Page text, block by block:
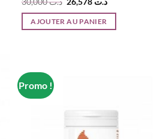
prix
initial
était :
est :
AJOUTER AU PANIER
Promo !